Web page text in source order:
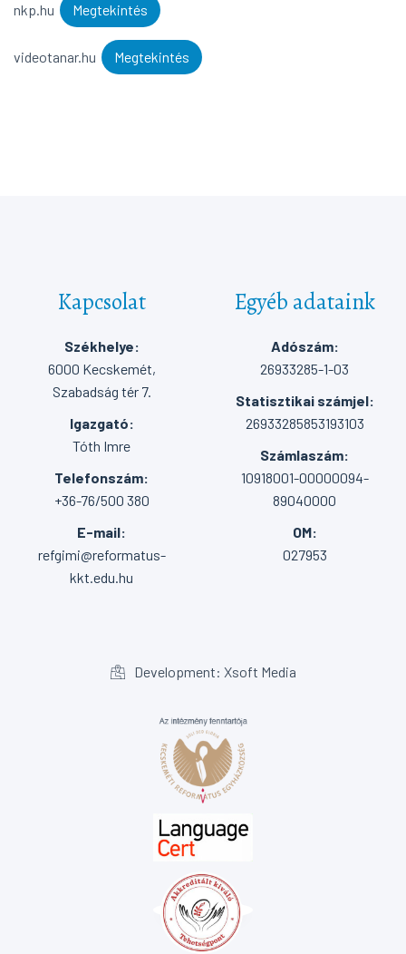
nkp.hu Megtekintés
videotanar.hu Megtekintés
Kapcsolat
Székhelye:
6000 Kecskemét,
Szabadság tér 7.
Igazgató:
Tóth Imre
Telefonszám:
+36-76/500 380
E-mail:
refgimi@reformatus-
kkt.edu.hu
Egyéb adataink
Adószám:
26933285-1-03
Statisztikai számjel:
26933285853193103
Számlaszám:
10918001-00000094-
89040000
OM:
027953
Development: Xsoft Media